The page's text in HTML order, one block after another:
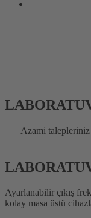
Azami
Ayarlanabilir çıkış
kolay masa üstü